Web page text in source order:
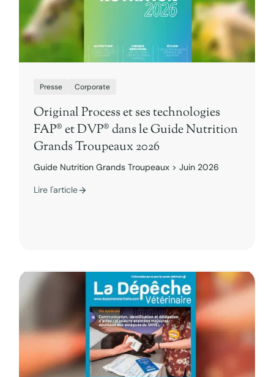
Presse Corporate
Original Process et ses technologies
FAP® et DVP® dans le Guide Nutrition
Grands Troupeaux 2026
Guide Nutrition Grands Troupeaux > Juin 2026
Lire l'article